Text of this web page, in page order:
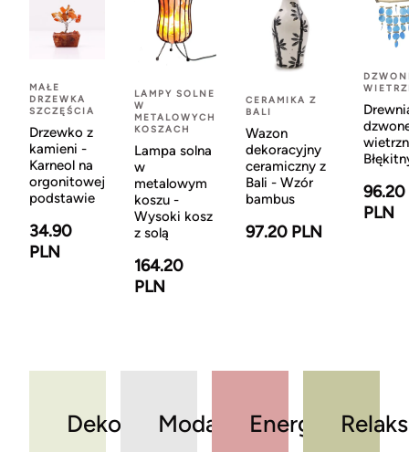
MAŁE
DRZEWKA
SZCZĘŚCIA
Drzewko z
kamieni -
Karneol na
orgonitowej
podstawie
34.90
PLN
LAMPY SOLNE
W
METALOWYCH
KOSZACH
Lampa solna
w
metalowym
koszu -
Wysoki kosz
z solą
164.20
PLN
CERAMIKA Z
BALI
Wazon
dekoracyjny
ceramiczny z
Bali - Wzór
bambus
97.20 PLN
96.20
PLN
DekoracjeModa Energia Relaks